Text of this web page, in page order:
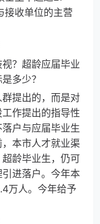
接收单位的主营
？超龄应届毕业
多少？
提出的，而是对
作提出的指导性
户与应届毕业生
本市人才就业渠
龄毕业生，仍可
进落户。今年本
万人。今年给予